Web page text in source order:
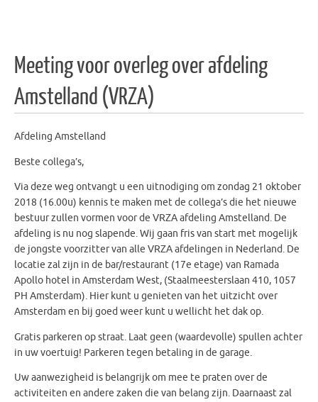
Meeting voor overleg over afdeling
Amstelland (VRZA)
Afdeling Amstelland
Beste collega’s,
Via deze weg ontvangt u een uitnodiging om zondag 21 oktober
2018 (16.00u) kennis te maken met de collega’s die het nieuwe
bestuur zullen vormen voor de VRZA afdeling Amstelland. De
afdeling is nu nog slapende. Wij gaan fris van start met mogelijk
de jongste voorzitter van alle VRZA afdelingen in Nederland. De
locatie zal zijn in de bar/restaurant (17e etage) van Ramada
Apollo hotel in Amsterdam West, (Staalmeesterslaan 410, 1057
PH Amsterdam). Hier kunt u genieten van het uitzicht over
Amsterdam en bij goed weer kunt u wellicht het dak op.
Gratis parkeren op straat. Laat geen (waardevolle) spullen achter
in uw voertuig! Parkeren tegen betaling in de garage.
Uw aanwezigheid is belangrijk om mee te praten over de
activiteiten en andere zaken die van belang zijn. Daarnaast zal